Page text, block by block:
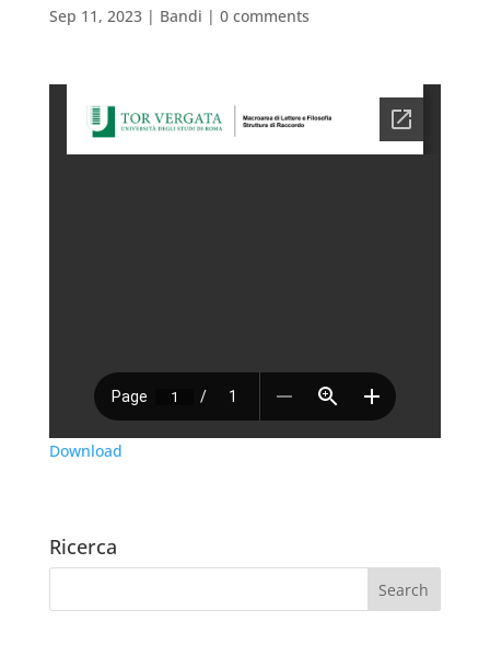
Sep 11, 2023| Bandi | 0 comments
Download
Ricerca